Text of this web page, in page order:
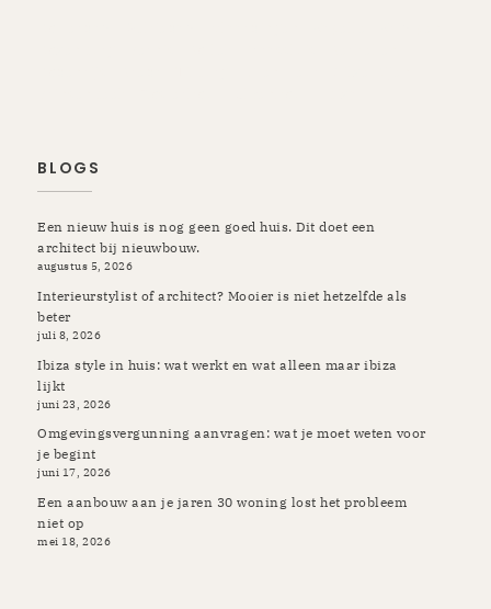
BLOGS
Een nieuw huis is nog geen goed huis. Dit doet een
architect bij nieuwbouw.
augustus 5, 2026
Interieurstylist of architect? Mooier is niet hetzelfde als
beter
juli 8, 2026
Ibiza style in huis: wat werkt en wat alleen maar ibiza
lijkt
juni 23, 2026
Omgevingsvergunning aanvragen: wat je moet weten voor
je begint
juni 17, 2026
Een aanbouw aan je jaren 30 woning lost het probleem
niet op
mei 18, 2026